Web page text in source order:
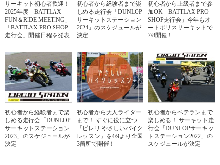
サーキット初心者歓迎！
2025年度「BATTLAX
FUN＆RIDE MEETING」
「BATTLAX PRO SHOP
走行会」開催日程を発表
初心者から経験者まで楽
しめる走行会「DUNLOP
サーキットステーション
2024」のスケジュールが
決定
初心者から上級者まで参
加OK「BATTLAX PRO
SHOP走行会」今年もオ
ートポリスサーキットで
7/8開催！
初心者から経験者まで楽
しめる走行会「DUNLOP
サーキットステーション
2023」のスケジュールが
決定
初心者から大人ライダー
まで！ すぐに役に立つ
「ピレリ やさしいバイク
レッスン」を4/9より全国
3箇所で開催！
初心者からベテランまで
楽しめる！ サーキット走
行会「DUNLOPサーキッ
トステーション2022」の
スケジュールが決定